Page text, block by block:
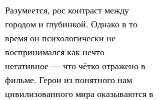
Разумеется, рос контраст между
городом и глубинкой. Однако в то
время он психологически не
воспринимался как нечто
негативное — что чётко отражено в
фильме. Герои из понятного нам
цивилизованного мира оказываются в